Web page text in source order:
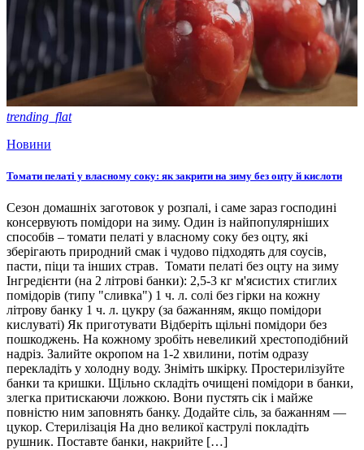
trending_flat
Новини
Томати пелаті у власному соку: як закрити на зиму без оцту й кислоти
Сезон домашніх заготовок у розпалі, і саме зараз господині
консервують помідори на зиму. Один із найпопулярніших
способів – томати пелаті у власному соку без оцту, які
зберігають природний смак і чудово підходять для соусів,
пасти, піци та інших страв. Томати пелаті без оцту на зиму
Інгредієнти (на 2 літрові банки): 2,5-3 кг м'ясистих стиглих
помідорів (типу "сливка") 1 ч. л. солі без гірки на кожну
літрову банку 1 ч. л. цукру (за бажанням, якщо помідори
кислуваті) Як приготувати Відберіть щільні помідори без
пошкоджень. На кожному зробіть невеликий хрестоподібний
надріз. Залийте окропом на 1-2 хвилини, потім одразу
перекладіть у холодну воду. Зніміть шкірку. Простерилізуйте
банки та кришки. Щільно складіть очищені помідори в банки,
злегка притискаючи ложкою. Вони пустять сік і майже
повністю ним заповнять банку. Додайте сіль, за бажанням —
цукор. Стерилізація На дно великої каструлі покладіть
рушник. Поставте банки, накрийте […]